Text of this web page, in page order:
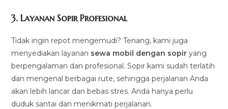
3.Layanan Sopir Profesional
Tidak ingin repot mengemudi? Tenang, kami juga
menyediakan layanan sewa mobil dengan sopir yang
berpengalaman dan profesional. Sopir kami sudah terlatih
dan mengenal berbagai rute, sehingga perjalanan Anda
akan lebih lancar dan bebas stres. Anda hanya perlu
duduk santai dan menikmati perjalanan.